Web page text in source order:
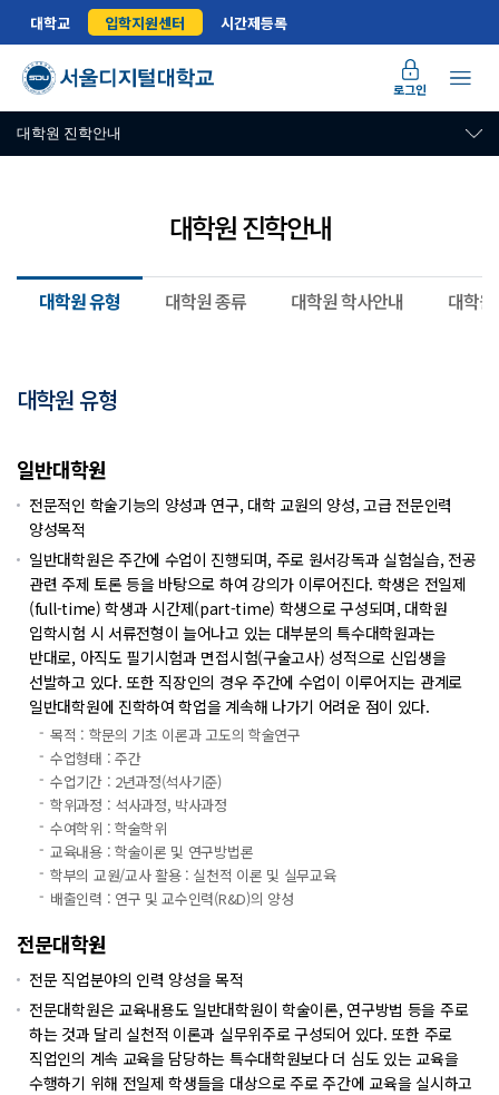
대학교 입학지원센터 시간제등록
로그인
대학원 진학안내
대학원 진학안내
대학원 유형 대학원 종류 대학원 학사안내 대학
대학원 유형 및 특성 안내
대학원 유형
일반대학원
전문적인 학술기능의 양성과 연구, 대학 교원의 양성, 고급 전문인력
양성목적
일반대학원은 주간에 수업이 진행되며, 주로 원서강독과 실험실습, 전공
관련 주제 토론 등을 바탕으로 하여 강의가 이루어진다. 학생은 전일제
(full-time) 학생과 시간제(part-time) 학생으로 구성되며, 대학원
입학시험 시 서류전형이 늘어나고 있는 대부분의 특수대학원과는
반대로, 아직도 필기시험과 면접시험(구술고사) 성적으로 신입생을
선발하고 있다. 또한 직장인의 경우 주간에 수업이 이루어지는 관계로
일반대학원에 진학하여 학업을 계속해 나가기 어려운 점이 있다.
목적 : 학문의 기초 이론과 고도의 학술연구
수업형태 : 주간
수업기간 : 2년과정(석사기준)
학위과정 : 석사과정, 박사과정
수여학위 : 학술학위
교육내용 : 학술이론 및 연구방법론
학부의 교원/교사 활용 : 실천적 이론 및 실무교육
배출인력 : 연구 및 교수인력(R&D)의 양성
전문대학원
전문 직업분야의 인력 양성을 목적
전문대학원은 교육내용도 일반대학원이 학술이론, 연구방법 등을 주로
하는 것과 달리 실천적 이론과 실무위주로 구성되어 있다. 또한 주로
직업인의 계속 교육을 담당하는 특수대학원보다 더 심도 있는 교육을
수행하기 위해 전일제 학생들을 대상으로 주로 주간에 교육을 실시하고